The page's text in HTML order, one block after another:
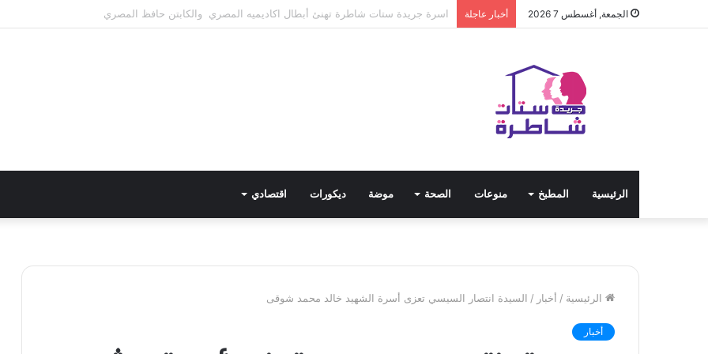
الجمعة, أغسطس 7 2026 أخبار عاجلة مياه الشرب بالجيزة: قطع المياه عن عدد من المناطق بالهرم
الرئيسية المطبخ منوعات الصحة موضة ديكورات اقتصادي
الرئيسية / أخبار / السيدة انتصار السيسي تعزى أسرة الشهيد خالد محمد شوقى
أخبار